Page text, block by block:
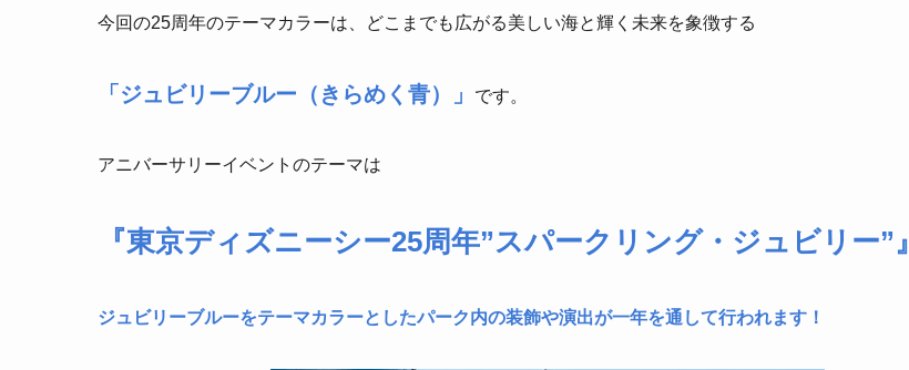
今回の25周年のテーマカラーは、どこまでも広がる美しい海と輝く未来を象徴する
「ジュビリーブルー（きらめく青）」 です。
アニバーサリーイベントのテーマは
『東京ディズニーシー25周年”スパークリング・ジュビリー”』
ジュビリーブルーをテーマカラーとしたパーク内の装飾や演出が一年を通して行われます！